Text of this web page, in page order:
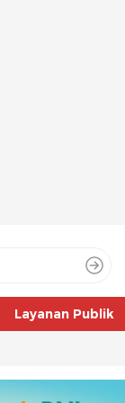
Layanan Publik